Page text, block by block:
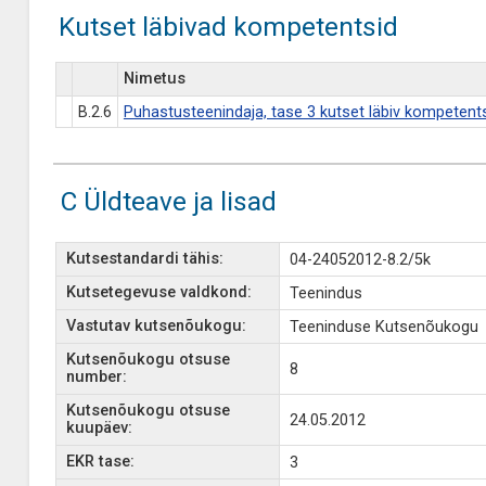
Kutset läbivad kompetentsid
Nimetus
B.2.6
Puhastusteenindaja, tase 3 kutset läbiv
C Üldteave ja lisad
Kutsestandardi tähis:
04-24052012-8.2/5k
Kutsetegevuse valdkond:
Teenindus
Vastutav kutsenõukogu:
Teeninduse Kutsenõukogu
Kutsenõukogu otsuse
number:
8
Kutsenõukogu otsuse
kuupäev:
24.05.2012
EKR tase: 3